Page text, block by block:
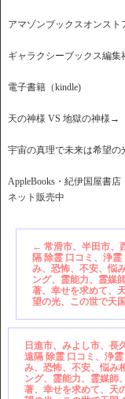
アマゾンブックスオンスト
ギャラクシーブックス編集
電子書籍（kindle)
天の神様 VS 地獄の神様→
宇宙の真理で未来は希望の
AppleBooks・紀伊国屋書店
ネット販売中
← 常滑市、半田市
隔 除霊 口コミ、浄
み、恐怖、不安、悩
ング、霊能力、霊媒
著、幸せを求めて、
望の光、この世で天
日進市、みよし市、
遠隔 除霊 口コミ、浄
み、恐怖、不安、悩み
ング、霊能力、霊媒師
著、幸せを求めて、天